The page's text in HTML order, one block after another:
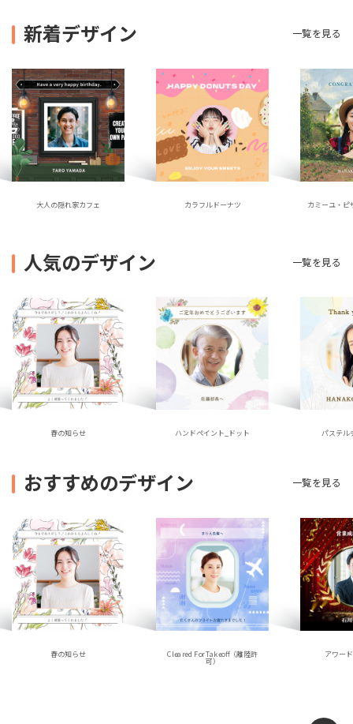
新着デザイン 一覧を見る
大人の隠れ家カフェ カラフルドーナツ カミーユ・ピ
人気のデザイン 一覧を見る
春の知らせ ハンドペイント_ドット パステル
おすすめのデザイン 一覧を見る
春の知らせ Cleared For Takeoff（離陸許
可）
アワー